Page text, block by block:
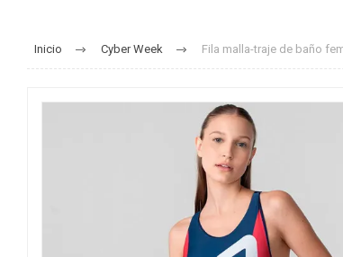
Inicio Cyber Week Fila malla-traje de baño